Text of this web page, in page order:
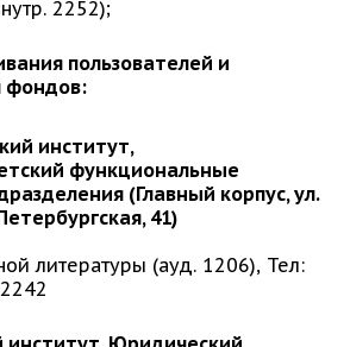
2252);
пользователей и
фондов:
институт,
функциональные
(Главный корпус, ул.
41)
литературы (ауд. 1206), Тел: